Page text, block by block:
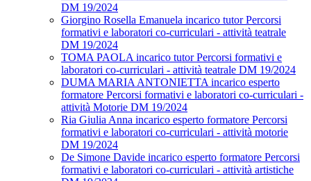
DM 19/2024
Giorgino Rosella Emanuela incarico tutor Percorsi
formativi e laboratori co-curriculari - attività teatrale
DM 19/2024
TOMA PAOLA incarico tutor Percorsi formativi e
laboratori co-curriculari - attività teatrale DM 19/2024
DUMA MARIA ANTONIETTA incarico esperto
formatore Percorsi formativi e laboratori co-curriculari -
attività Motorie DM 19/2024
Ria Giulia Anna incarico esperto formatore Percorsi
formativi e laboratori co-curriculari - attività motorie
DM 19/2024
De Simone Davide incarico esperto formatore Percorsi
formativi e laboratori co-curriculari - attività artistiche